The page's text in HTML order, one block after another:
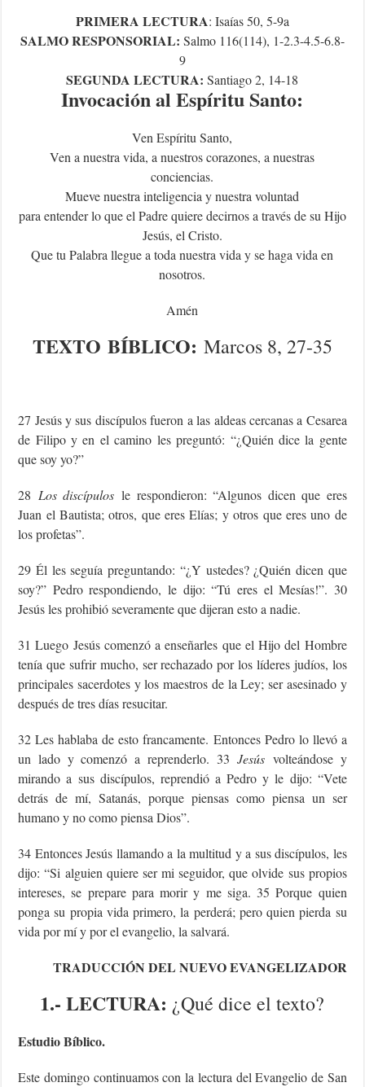
PRIMERA LECTURA: Isaías 50, 5-9a
SALMO RESPONSORIAL: Salmo 116(114), 1-2.3-4.5-6.8-
9
SEGUNDA LECTURA: Santiago 2, 14-18
Invocación al Espíritu Santo:
Ven Espíritu Santo,
Ven a nuestra vida, a nuestros corazones, a nuestras
conciencias.
Mueve nuestra inteligencia y nuestra voluntad
para entender lo que el Padre quiere decirnos a través de su Hijo
Jesús, el Cristo.
Que tu Palabra llegue a toda nuestra vida y se haga vida en
nosotros.
Amén
TEXTO BÍBLICO: Marcos 8, 27-35
27 Jesús y sus discípulos fueron a las aldeas cercanas a Cesarea
de Filipo y en el camino les preguntó: “¿Quién dice la gente
que soy yo?”
28 Los discípulos le respondieron: “Algunos dicen que eres
Juan el Bautista; otros, que eres Elías; y otros que eres uno de
los profetas”.
29 Él les seguía preguntando: “¿Y ustedes? ¿Quién dicen que
soy?” Pedro respondiendo, le dijo: “Tú eres el Mesías!”. 30
Jesús les prohibió severamente que dijeran esto a nadie.
31 Luego Jesús comenzó a enseñarles que el Hijo del Hombre
tenía que sufrir mucho, ser rechazado por los líderes judíos, los
principales sacerdotes y los maestros de la Ley; ser asesinado y
después de tres días resucitar.
32 Les hablaba de esto francamente. Entonces Pedro lo llevó a
un lado y comenzó a reprenderlo. 33Jesús volteándose y
mirando a sus discípulos, reprendió a Pedro y le dijo: “Vete
detrás de mí, Satanás, porque piensas como piensa un ser
humano y no como piensa Dios”.
34 Entonces Jesús llamando a la multitud y a sus discípulos, les
dijo: “Si alguien quiere ser mi seguidor, que olvide sus propios
intereses, se prepare para morir y me siga. 35 Porque quien
ponga su propia vida primero, la perderá; pero quien pierda su
vida por mí y por el evangelio, la salvará.
TRADUCCIÓN DEL NUEVO EVANGELIZADOR
1.- LECTURA: ¿Qué dice el texto?
Estudio Bíblico.
Este domingo continuamos con la lectura del Evangelio de San